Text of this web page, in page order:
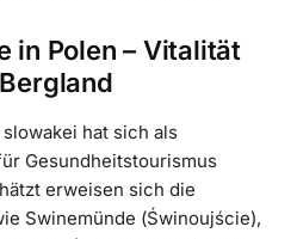
in Polen – Vitalität
hat sich als
Gesundheitstourismus
erweisen sich die
Swinemünde (Świnoujście),